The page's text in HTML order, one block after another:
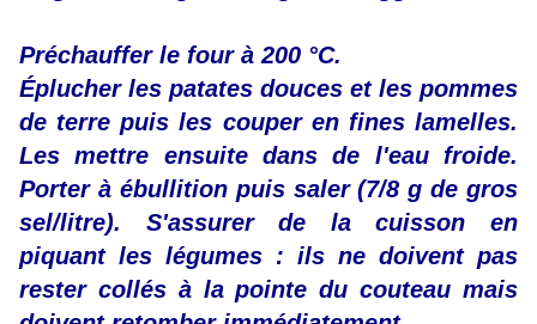
Préchauffer le four à 200 °C.
Éplucher les patates douces et les pommes
de terre puis les couper en fines lamelles.
Les mettre ensuite dans de l'eau froide.
Porter à ébullition puis saler (7/8 g de gros
sel/litre). S'assurer de la cuisson en
piquant les légumes : ils ne doivent pas
rester collés à la pointe du couteau mais